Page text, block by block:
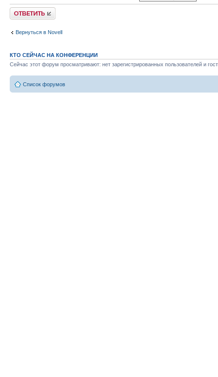
Ответить
Вернуться в Novell
КТО СЕЙЧАС НА КОНФЕРЕНЦИИ
Сейчас этот форум просматривают: нет зарегистрированных пользователей и
Список форумов